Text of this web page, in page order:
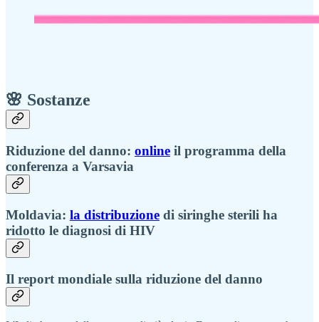
🌸 Sostanze
Riduzione del danno: online il programma della
conferenza a Varsavia
Moldavia: la distribuzione di siringhe sterili ha
ridotto le diagnosi di HIV
Il report mondiale sulla riduzione del danno